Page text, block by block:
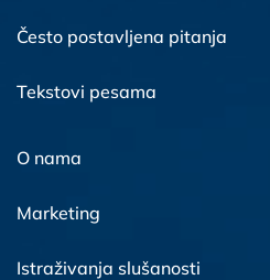
Često postavljena pitanja
Tekstovi pesama
O nama
Marketing
Istraživanja slušanosti